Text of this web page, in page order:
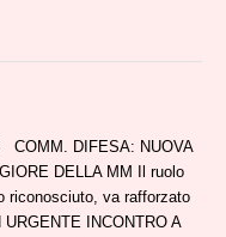
COMM. DIFESA: NUOVA
DELLA MM Il ruolo
riconosciuto, va rafforzato
INCONTRO A